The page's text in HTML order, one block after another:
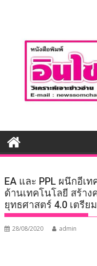
EA และ PPL ผนึกอี
ด้านเทคโนโลยี สร้า
ยุทธศาสตร์ 4.0 เตรีย
28/08/2020 admin